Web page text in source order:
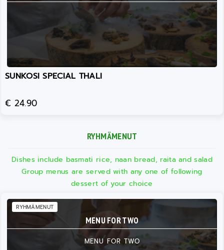
SUNKOSI SPECIAL THALI
€ 24.90
RYHMÄMENUT
Dishes include basmati rice, naan bread, raita and salad
Group menus are served with any one of following
dessert of your choice
MENU FOR TWO
MENU FOR TWO
RYHMÄMENUT